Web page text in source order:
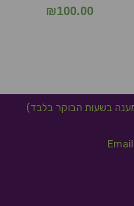
₪100.00